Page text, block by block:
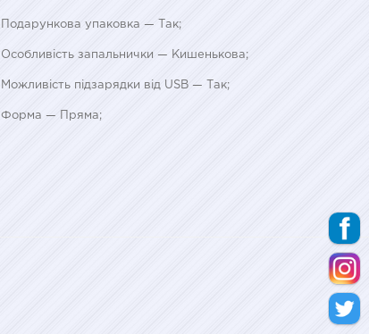
Подарункова упаковка — Так;
Особливість запальнички — Кишенькова;
Можливість підзарядки від USB — Так;
Форма — Пряма;